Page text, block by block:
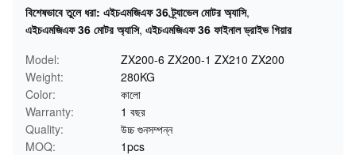
বিশেষভাবে তুলে ধরা: এইচএমজিএফ 36 ট্র্যাভেল মোটর অ্যাসি,
এইচএমজিএফ 36 মোটর অ্যাসি, এইচএমজিএফ 36 ফাইনাল ড্রাইভ গিয়ার
Model:
ZX200-6 ZX200-1 ZX210 ZX200
Weight:
280KG
Color:
কালো
Warranty:
1 বছর
Quality:
উচ্চ গুনসম্পন্ন
MOQ:
1pcs